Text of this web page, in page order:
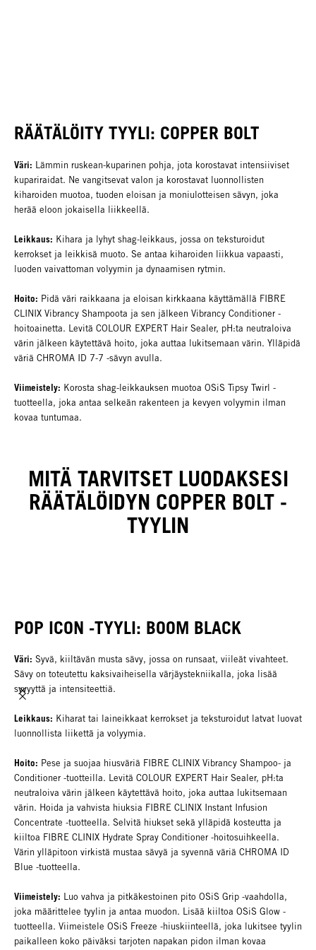
RÄÄTÄLÖITY TYYLI: COPPER BOLT
Väri: Lämmin ruskean-kuparinen pohja, jota korostavat intensiiviset
kupariraidat. Ne vangitsevat valon ja korostavat luonnollisten
kiharoiden muotoa, tuoden eloisan ja moniulotteisen sävyn, joka
herää eloon jokaisella liikkeellä.
Leikkaus: Kihara ja lyhyt shag-leikkaus, jossa on teksturoidut
kerrokset ja leikkisä muoto. Se antaa kiharoiden liikkua vapaasti,
luoden vaivattoman volyymin ja dynaamisen rytmin.
Hoito: Pidä väri raikkaana ja eloisan kirkkaana käyttämällä FIBRE
CLINIX Vibrancy Shampoota ja sen jälkeen Vibrancy Conditioner -
hoitoainetta. Levitä COLOUR EXPERT Hair Sealer, pH:ta neutraloiva
värin jälkeen käytettävä hoito, joka auttaa lukitsemaan värin. Ylläpidä
väriä CHROMA ID 7-7 -sävyn avulla.
Viimeistely: Korosta shag-leikkauksen muotoa OSiS Tipsy Twirl -
tuotteella, joka antaa selkeän rakenteen ja kevyen volyymin ilman
kovaa tuntumaa.
MITÄ TARVITSET LUODAKSESI
RÄÄTÄLÖIDYN COPPER BOLT -
TYYLIN
POP ICON -TYYLI: BOOM BLACK
Väri: Syvä, kiiltävän musta sävy, jossa on runsaat, viileät vivahteet.
Sävy on toteutettu kaksivaiheisella värjäystekniikalla, joka lisää
syvyyttä ja intensiteettiä.
Leikkaus: Kiharat tai laineikkaat kerrokset ja teksturoidut latvat luovat
luonnollista liikettä ja volyymia.
Hoito: Pese ja suojaa hiusväriä FIBRE CLINIX Vibrancy Shampoo- ja
Conditioner -tuotteilla. Levitä COLOUR EXPERT Hair Sealer, pH:ta
neutraloiva värin jälkeen käytettävä hoito, joka auttaa lukitsemaan
värin. Hoida ja vahvista hiuksia FIBRE CLINIX Instant Infusion
Concentrate -tuotteella. Selvitä hiukset sekä ylläpidä kosteutta ja
kiiltoa FIBRE CLINIX Hydrate Spray Conditioner -hoitosuihkeella.
Värin ylläpitoon virkistä mustaa sävyä ja syvennä väriä CHROMA ID
Blue -tuotteella.
Viimeistely: Luo vahva ja pitkäkestoinen pito OSiS Grip -vaahdolla,
joka määrittelee tyylin ja antaa muodon. Lisää kiiltoa OSiS Glow -
tuotteella. Viimeistele OSiS Freeze -hiuskiinteellä, joka lukitsee tyylin
paikalleen koko päiväksi tarjoten napakan pidon ilman kovaa